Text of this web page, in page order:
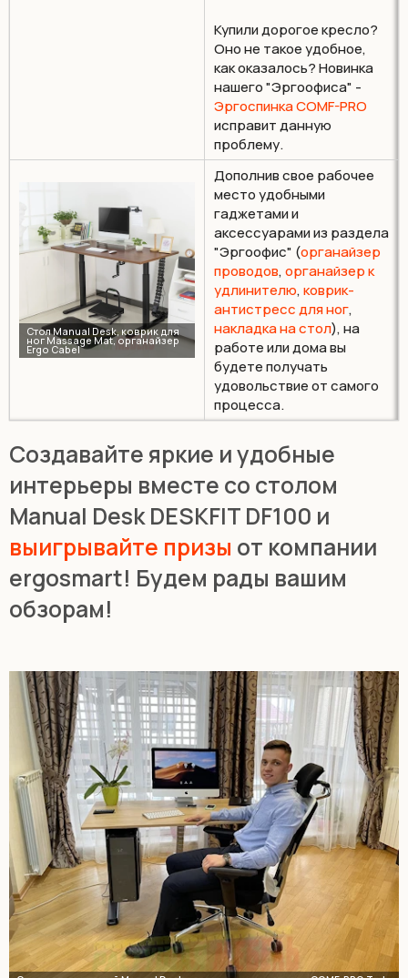
Купили дорогое кресло?
Оно не такое удобное,
как оказалось? Новинка
нашего "Эргоофиса" -
Эргоспинка COMF-PRO
исправит данную
проблему.
Дополнив свое рабочее
место удобными
гаджетами и
аксессуарами из раздела
"Эргоофис" (органайзер
проводов,органайзер к
удлинителю,коврик-
антистресс для ног,
накладка на стол), на
работе или дома вы
будете получать
удовольствие от самого
процесса.
Создавайте яркие и удобные
интерьеры вместе со столом
Manual Desk DESKFIT DF100 и
выигрывайте призы от компании
ergosmart! Будем рады вашим
обзорам!